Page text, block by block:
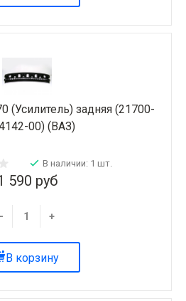
(Усилитель) задняя (21700-
00) (ВАЗ)
В наличии: 1 шт.
590 руб
- +
В корзину